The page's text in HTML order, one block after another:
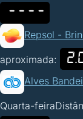
----
Repsol -
aproximada:
Alves
Quarta-feira